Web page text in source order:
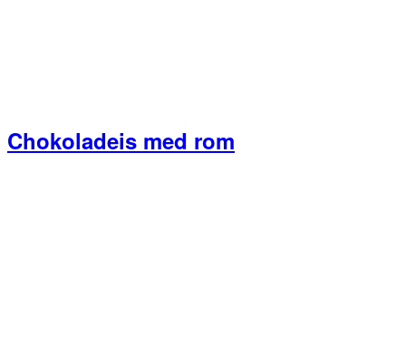
Chokoladeis med rom